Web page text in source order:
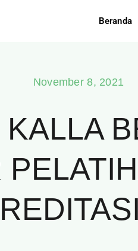
Beranda
November 8, 2021